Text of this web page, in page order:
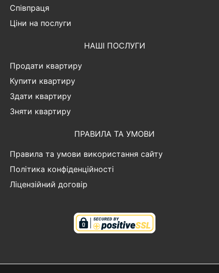
Співпраця
Ціни на послуги
НАШІ ПОСЛУГИ
Продати квартиру
Купити квартиру
Здати квартиру
Зняти квартиру
ПРАВИЛА ТА УМОВИ
Правила та умови використання сайту
Політика конфіденційності
Ліцензійний договір